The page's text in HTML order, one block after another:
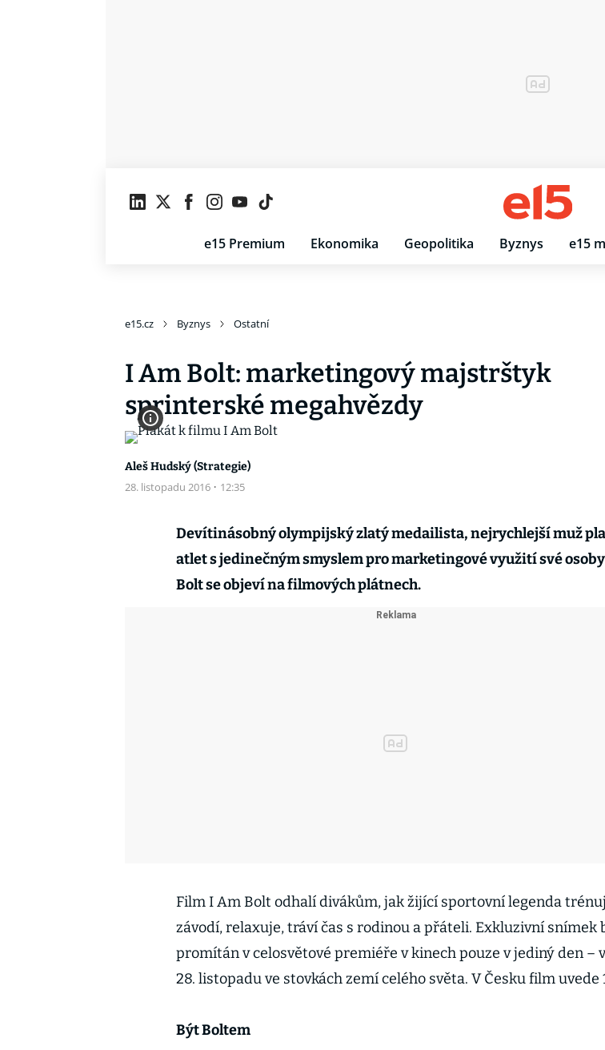
e15 Premium Ekonomika Geopolitika Byznys e15
e15.cz Byznys Ostatní
I Am Bolt: marketingový majstrštyk
sprinterské megahvězdy
Aleš Hudský (Strategie)
28. listopadu 2016 · 12:35
Devítinásobný olympijský zlatý medailista, nejrychlejší muž
atlet s jedinečným smyslem pro marketingové využití své
Bolt se objeví na filmových plátnech.
Film I Am Bolt odhalí divákům, jak žijící sportovní legenda
závodí, relaxuje, tráví čas s rodinou a přáteli. Exkluzivní snímek
promítán v celosvětové premiéře v kinech pouze v jediný den –
28. listopadu ve stovkách zemí celého světa. V Česku film uvede
Být Boltem